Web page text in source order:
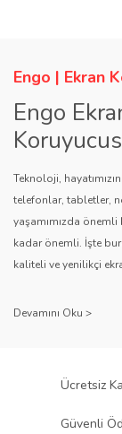
Engo | Ekran
Engo
Teknoloji,
telefonlar, tabletler,
yaşamımızda
kadar önemli. İşte
kaliteli ve yenilikçi
sağlıyor.
Engo ekran
ürününü titiz bir
Ücretsiz
Güvenli